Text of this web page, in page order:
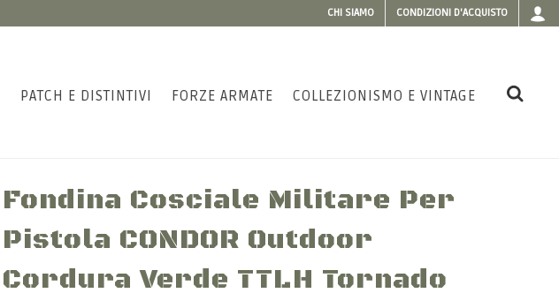
CHI SIAMO CONDIZIONI D'ACQUISTO
PATCH E DISTINTIVI FORZE ARMATE COLLEZIONISMO E VINTAGE
Fondina Cosciale Militare Per
Pistola CONDOR Outdoor
Cordura Verde TTLH Tornado